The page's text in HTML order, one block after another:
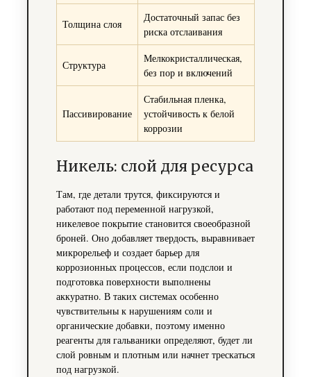
Толщина слоя
Достаточный запас без
риска отслаивания
Структура
Мелкокристаллическая,
без пор и включений
Пассивирование
Стабильная пленка,
устойчивость к белой
коррозии
Никель: слой для ресурса
Там, где детали трутся, фиксируются и
работают под переменной нагрузкой,
никелевое покрытие становится своеобразной
броней. Оно добавляет твердость, выравнивает
микрорельеф и создает барьер для
коррозионных процессов, если подслои и
подготовка поверхности выполнены
аккуратно. В таких системах особенно
чувствительны к нарушениям соли и
органические добавки, поэтому именно
реагенты для гальваники определяют, будет ли
слой ровным и плотным или начнет трескаться
под нагрузкой.